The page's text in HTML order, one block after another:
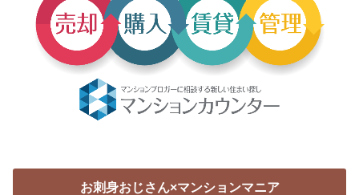
お刺身おじさん×マンションマニア